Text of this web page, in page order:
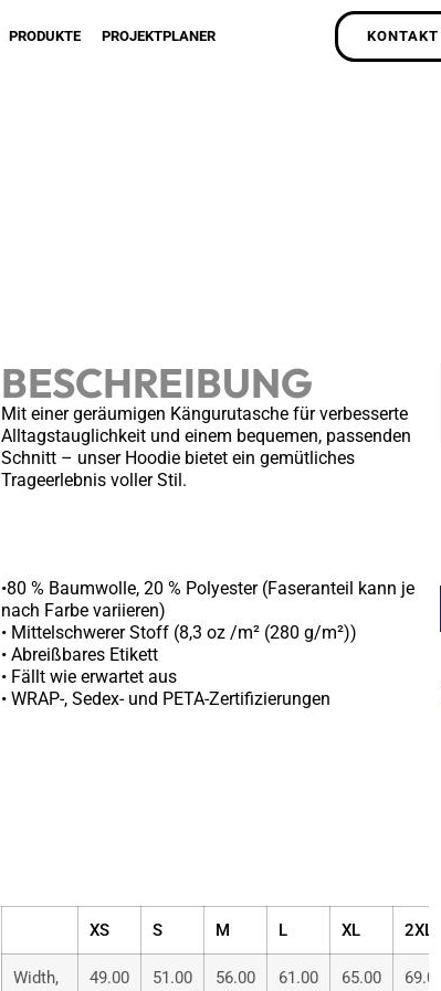
PRODUKTE PROJEKTPLANER KONTAKT
BESCHREIBUNG
Mit einer geräumigen Kängurutasche für verbesserte
Alltagstauglichkeit und einem bequemen, passenden
Schnitt – unser Hoodie bietet ein gemütliches
Trageerlebnis voller Stil.
•80 % Baumwolle, 20 % Polyester (Faseranteil kann je
nach Farbe variieren)
• Mittelschwerer Stoff (8,3 oz /m² (280 g/m²))
• Abreißbares Etikett
• Fällt wie erwartet aus
• WRAP-, Sedex- und PETA-Zertifizierungen
XS S M L XL 2XL
Width,
49.00 51.00 56.00 61.00 65.00 69.00